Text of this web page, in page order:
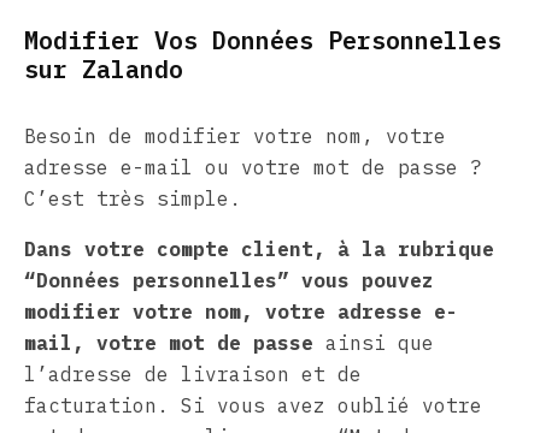
Modifier Vos Données Personnelles
sur Zalando
Besoin de modifier votre nom, votre
adresse e-mail ou votre mot de passe ?
C’est très simple.
Dans votre compte client, à la rubrique
“Données personnelles” vous pouvez
modifier votre nom, votre adresse e-
mail, votre mot de passe ainsi que
l’adresse de livraison et de
facturation. Si vous avez oublié votre